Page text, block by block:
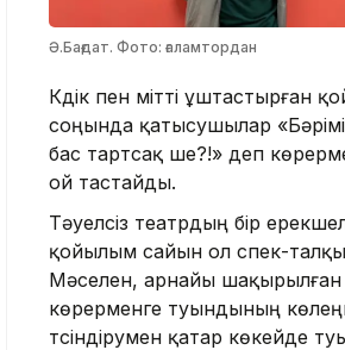
Ә.Бағдат. Фото: ғаламтордан
Күдік пен үмітті ұштастырған
соңында қатысушылар
бас тартсақ ше?!» деп
ой тастайды.
Тәуелсіз театрдың бір
қойылым сайын ол спек-
Мәселен, арнайы шақырылған
көрерменге туындының
түсіндірумен қатар көкейде